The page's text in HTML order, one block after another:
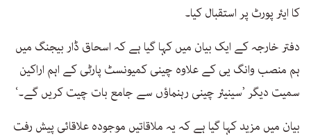
کا ایئر پورٹ پر استقبال کیا۔
دفتر خارجہ کے ایک بیان میں کہا گیا ہے کہ اسحاق ڈار بیجنگ میں
ہم منصب وانگ یی کے علاوہ چینی کمیونسٹ پارٹی کے اہم اراکین
سمیت دیگر ’سینیئر چینی رہنماؤں سے جامع بات چیت کریں گے۔‘
بیان میں مزید کہا گیا ہے کہ یہ ملاقاتیں موجودہ علاقائی پیش رفت